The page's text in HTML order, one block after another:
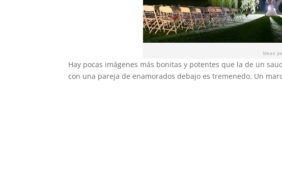
Hay pocas imágenes más bonitas y potentes que la de un
con una pareja de enamorados debajo es tremenedo. Un